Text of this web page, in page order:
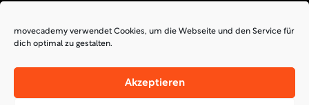
movecademy verwendet Cookies, um die Webseite und den Service für
dich optimal zu gestalten.
Akzeptieren